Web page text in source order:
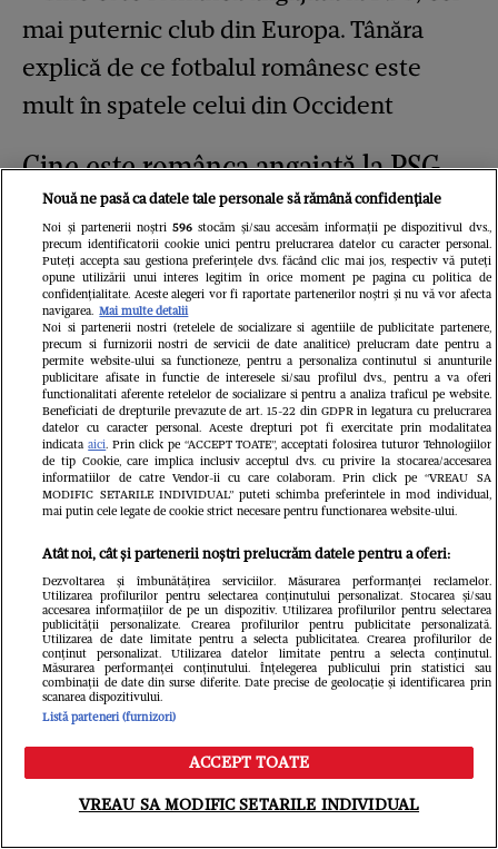
Cine este românca angajată la PSG,
cel mai puternic club din Europa.
Tânăra explică de ce fotbalul
românesc este mult în spatele celui
din Occident
GSP.ro
Ghencea superbă: reprezentanta
României la „Miss Universe” și-a
susținut favoritul din tribune, la
FCSB - FC Argeș
Redactia.ro
Meniu Caută
Nouă ne pasă ca datele tale personale să rămână confidențiale
Noi și partenerii noștri 596stocăm și/sau accesăm informații pe dispozitivul dvs.,
precum identificatorii cookie unici pentru prelucrarea datelor cu caracter personal.
Puteți accepta sau gestiona preferințele dvs. făcând clic mai jos, respectiv vă puteți
opune utilizării unui interes legitim în orice moment pe pagina cu politica de
confidențialitate. Aceste alegeri vor fi raportate partenerilor noștri și nu vă vor afecta
navigarea. Mai multe detalii
Noi si partenerii nostri (retelele de socializare si agentiile de publicitate partenere,
precum si furnizorii nostri de servicii de date analitice) prelucram date pentru a
permite website-ului sa functioneze, pentru a personaliza continutul si anunturile
publicitare afisate in functie de interesele si/sau profilul dvs., pentru a va oferi
functionalitati aferente retelelor de socializare si pentru a analiza traficul pe website.
Beneficiati de drepturile prevazute de art. 15-22 din GDPR in legatura cu prelucrarea
datelor cu caracter personal. Aceste drepturi pot fi exercitate prin modalitatea
indicataaici. Prin click pe “ACCEPT TOATE”, acceptati folosirea tuturor Tehnologiilor
de tip Cookie, care implica inclusiv acceptul dvs. cu privire la stocarea/accesarea
informatiilor de catre Vendor-ii cu care colaboram. Prin click pe “VREAU SA
MODIFIC SETARILE INDIVIDUAL” puteti schimba preferintele in mod individual,
mai putin cele legate de cookie strict necesare pentru functionarea website-ului.
Atât noi, cât și partenerii noștri prelucrăm datele pentru a oferi:
Dezvoltarea și îmbunătățirea serviciilor. Măsurarea performanței reclamelor.
Utilizarea profilurilor pentru selectarea conținutului personalizat. Stocarea și/sau
accesarea informațiilor de pe un dispozitiv. Utilizarea profilurilor pentru selectarea
publicității personalizate. Crearea profilurilor pentru publicitate personalizată.
Utilizarea de date limitate pentru a selecta publicitatea. Crearea profilurilor de
conținut personalizat. Utilizarea datelor limitate pentru a selecta conținutul.
Măsurarea performanței conținutului. Înțelegerea publicului prin statistici sau
combinații de date din surse diferite. Date precise de geolocație și identificarea prin
scanarea dispozitivului.
Listă parteneri (furnizori)
ACCEPT TOATE
VREAU SA MODIFIC SETARILE INDIVIDUAL